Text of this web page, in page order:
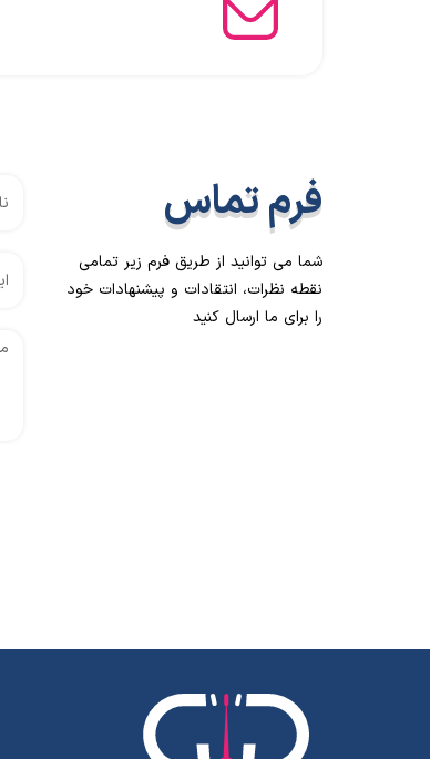
فرم تماس
شما می توانید از طریق فرم زیر تمامی
نقطه نظرات، انتقادات و پیشنهادات خود
را برای ما ارسال کنید